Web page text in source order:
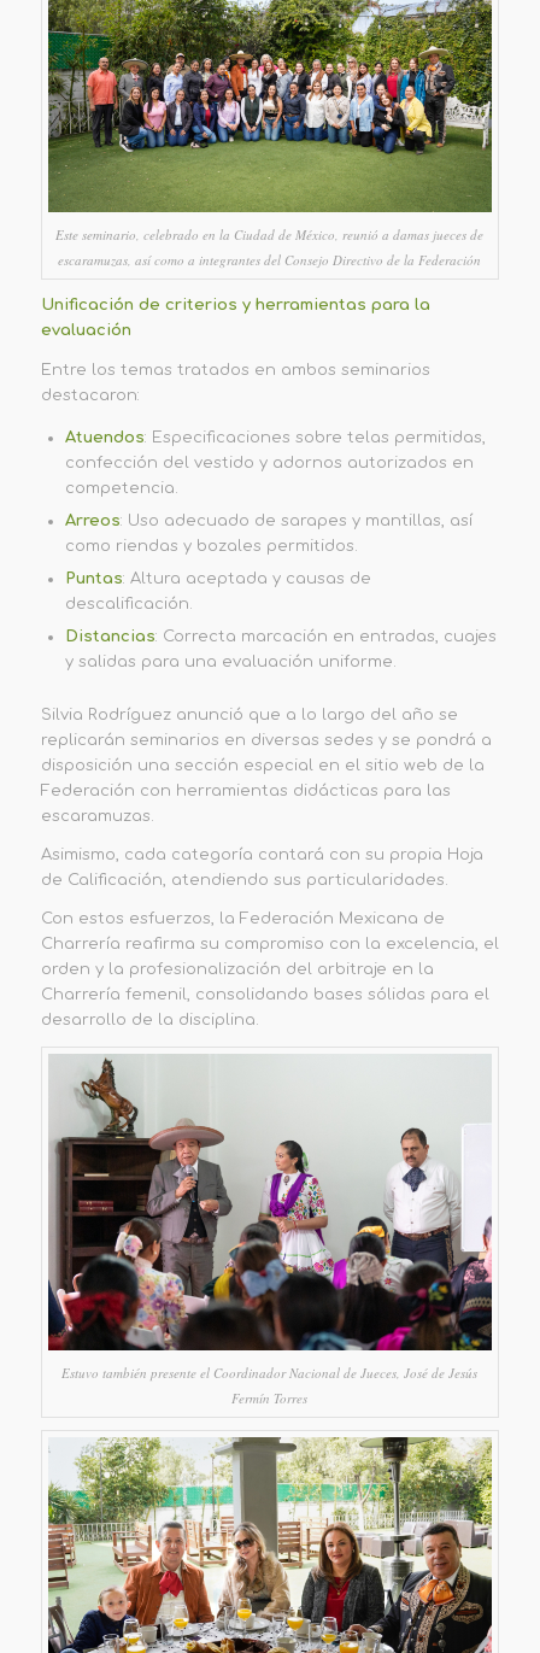
Este seminario, celebrado en la Ciudad de México, reunió a damas jueces de
escaramuzas, así como a integrantes del Consejo Directivo de la Federación
Unificación de criterios y herramientas para la
evaluación
Entre los temas tratados en ambos seminarios
destacaron:
Atuendos: Especificaciones sobre telas permitidas,
confección del vestido y adornos autorizados en
competencia.
Arreos: Uso adecuado de sarapes y mantillas, así
como riendas y bozales permitidos.
Puntas: Altura aceptada y causas de
descalificación.
Distancias: Correcta marcación en entradas, cuajes
y salidas para una evaluación uniforme.
Silvia Rodríguez anunció que a lo largo del año se
replicarán seminarios en diversas sedes y se pondrá a
disposición una sección especial en el sitio web de la
Federación con herramientas didácticas para las
escaramuzas.
Asimismo, cada categoría contará con su propia Hoja
de Calificación, atendiendo sus particularidades.
Con estos esfuerzos, la Federación Mexicana de
Charrería reafirma su compromiso con la excelencia, el
orden y la profesionalización del arbitraje en la
Charrería femenil, consolidando bases sólidas para el
desarrollo de la disciplina.
Estuvo también presente el Coordinador Nacional de Jueces, José de Jesús
Fermín Torres